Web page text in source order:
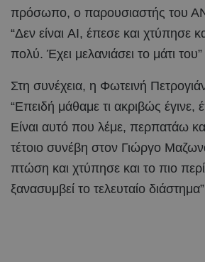
πρόσωπο, ο παρουσιαστής του
“Δεν είναι AI, έπεσε και χτύπησε
πολύ. Έχει μελανιάσει το μάτι του”
Στη συνέχεια, η Φωτεινή
“Επειδή μάθαμε τι ακριβώς έγινε,
Είναι αυτό που λέμε, περπατάω
τέτοιο συνέβη στον Γιώργο
πτώση και χτύπησε και το πιο
ξανασυμβεί το τελευταίο διάστημα”